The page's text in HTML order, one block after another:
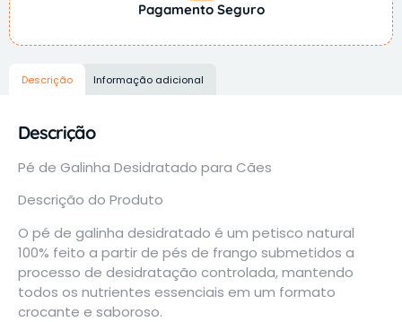
Pagamento Seguro
Descrição Informação adicional
Descrição
Pé de Galinha Desidratado para Cães
Descrição do Produto
O pé de galinha desidratado é um petisco natural
100% feito a partir de pés de frango submetidos a
processo de desidratação controlada, mantendo
todos os nutrientes essenciais em um formato
crocante e saboroso.